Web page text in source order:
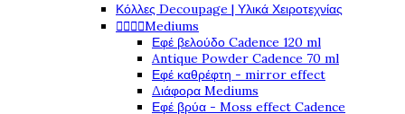
Κόλλες Decoupage | Υλικά Χειροτεχνίας
Mediums
Εφέ βελούδο Cadence 120 ml
Antique Powder Cadence 70 ml
Εφέ καθρέφτη - mirror effect
Διάφορα Mediums
Εφέ βρύα - Moss effect Cadence